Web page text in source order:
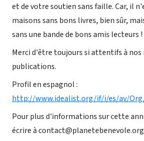
et de votre soutien sans faille. Car, il
maisons sans bons livres, bien sûr,
sans une bande de bons amis lecteurs !
Merci d'être toujours si attentifs à nos
publications.
Profil en espagnol :
http://www.idealist.org/if/i/es/av/
Pour plus d'informations sur cette
écrire à contact@planetebenevole.org